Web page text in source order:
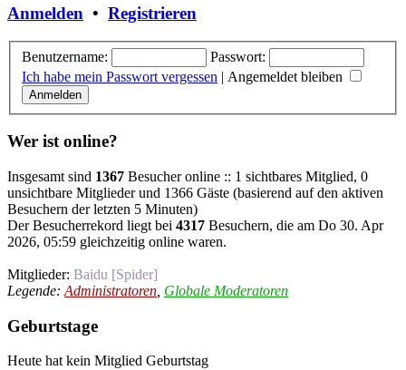
Anmelden • Registrieren
Benutzername:
Passwort:
Ich habe mein Passwort vergessen | Angemeldet bleiben
Wer ist online?
Insgesamt sind 1367 Besucher online :: 1 sichtbares Mitglied, 0
unsichtbare Mitglieder und 1366 Gäste (basierend auf den aktiven
Besuchern der letzten 5 Minuten)
Der Besucherrekord liegt bei 4317 Besuchern, die am Do 30. Apr
2026, 05:59 gleichzeitig online waren.
Mitglieder: Baidu [Spider]
Legende: Administratoren Globale Moderatoren
Geburtstage
Heute hat kein Mitglied Geburtstag